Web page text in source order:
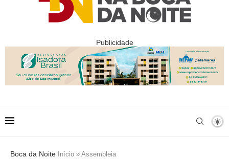
Publicidade
Boca da Noite Início » Assembleia